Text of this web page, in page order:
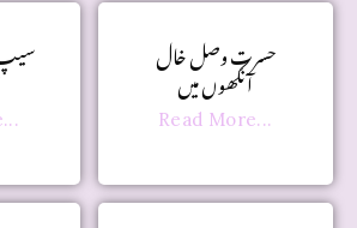
حسرتِ وصل خال
آنکھوں میں
Read More...